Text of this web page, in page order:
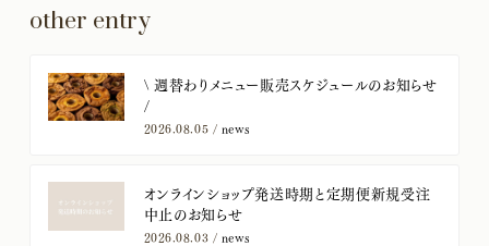
other entry
​\ 週替わりメニュー販売スケジュールのお知らせ
/
2026.08.05 / news
オンラインショップ発送時期と定期便新規受注
中止のお知らせ
2026.08.03 / news